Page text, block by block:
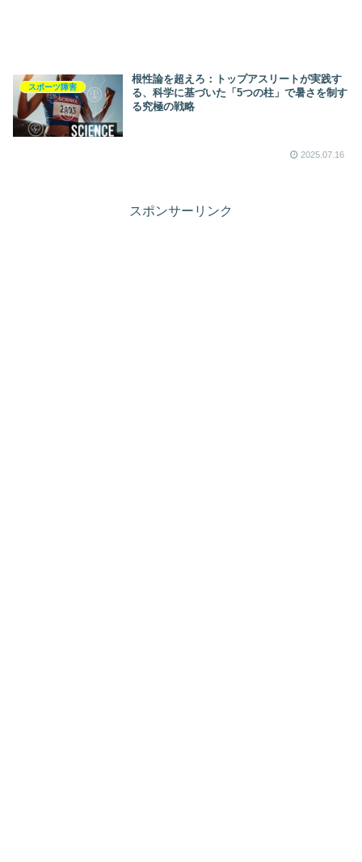
スポーツ障害
根性論を超えろ：トップアスリートが実践す
る、科学に基づいた「5つの柱」で暑さを制す
る究極の戦略
2025.07.16
スポンサーリンク